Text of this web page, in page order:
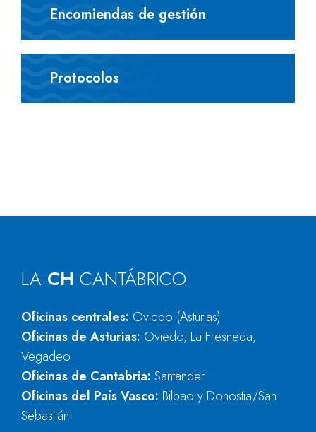
Encomiendas de gestión
Protocolos
LA CH CANTÁBRICO
Oficinas centrales: Oviedo (Asturias)
Oficinas de Asturias: Oviedo, La Fresneda,
Vegadeo
Oficinas de Cantabria: Santander
Oficinas del País Vasco: Bilbao y Donostia/San
Sebastián